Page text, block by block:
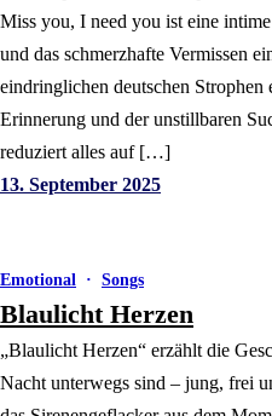
Miss you, I need you ist eine
und das schmerzhafte Vermissen
eindringlichen deutschen Strophen
Erinnerung und der unstillbaren
reduziert alles auf […]
13. September 2025
Emotional · Songs
Blaulicht Herzen
„Blaulicht Herzen“ erzählt die
Nacht unterwegs sind – jung, frei